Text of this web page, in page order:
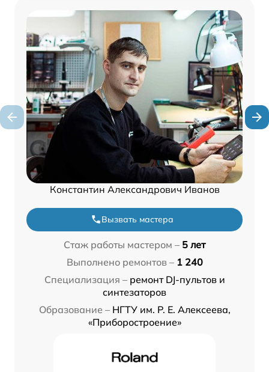
Константин Александрович Иванов
Вызвать мастера
Стаж работы мастером – 5 лет
Выполнено ремонтов – 1 240
Специализация – ремонт DJ-пультов и
синтезаторов
Образование – НГТУ им. Р. Е. Алексеева,
«Приборостроение»